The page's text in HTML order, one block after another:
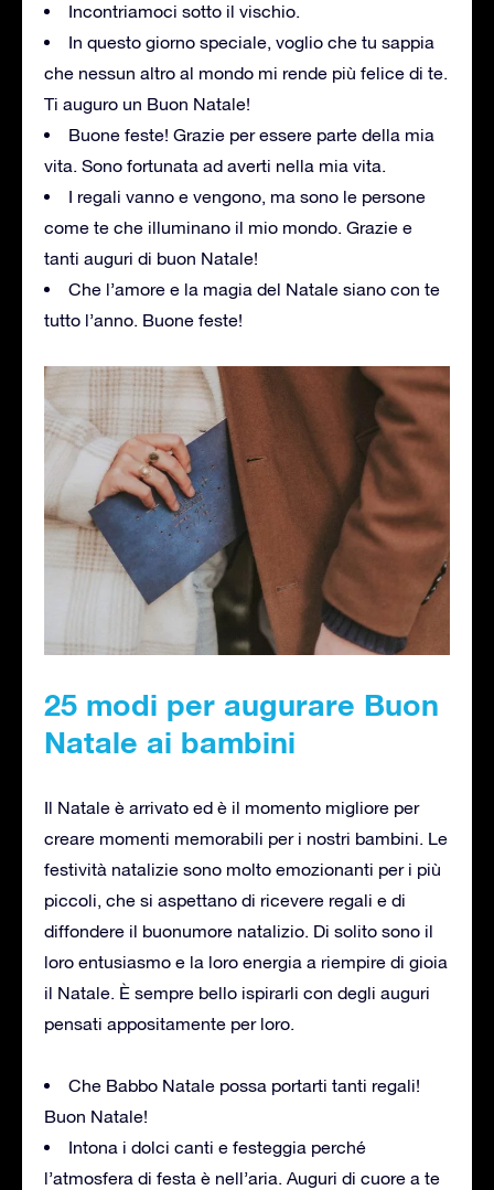
Incontriamoci sotto il vischio.
In questo giorno speciale, voglio che tu sappia
che nessun altro al mondo mi rende più felice di te.
Ti auguro un Buon Natale!
Buone feste! Grazie per essere parte della mia
vita. Sono fortunata ad averti nella mia vita.
I regali vanno e vengono, ma sono le persone
come te che illuminano il mio mondo. Grazie e
tanti auguri di buon Natale!
Che l’amore e la magia del Natale siano con te
tutto l’anno. Buone feste!
25 modi per augurare Buon
Natale ai bambini
Il Natale è arrivato ed è il momento migliore per
creare momenti memorabili per i nostri bambini. Le
festività natalizie sono molto emozionanti per i più
piccoli, che si aspettano di ricevere regali e di
diffondere il buonumore natalizio. Di solito sono il
loro entusiasmo e la loro energia a riempire di gioia
il Natale. È sempre bello ispirarli con degli auguri
pensati appositamente per loro.
Che Babbo Natale possa portarti tanti regali!
Buon Natale!
Intona i dolci canti e festeggia perché
l’atmosfera di festa è nell’aria. Auguri di cuore a te